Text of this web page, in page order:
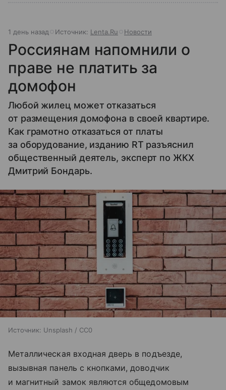
1 день назад Источник: Lenta.Ru Новости
Россиянам напомнили о
праве не платить за
домофон
Любой жилец может отказаться
от размещения домофона в своей квартире.
Как грамотно отказаться от платы
за оборудование, изданию RT разъяснил
общественный деятель, эксперт по ЖКХ
Дмитрий Бондарь.
Источник: Unsplash / CC0
Металлическая входная дверь в подъезде,
вызывная панель с кнопками, доводчик
и магнитный замок являются общедомовым